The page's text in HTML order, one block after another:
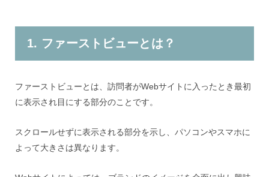
1. ファーストビューとは？
ファーストビューとは、訪問者がWebサイトに入ったとき最初
に表示され目にする部分のことです。
スクロールせずに表示される部分を示し、パソコンやスマホに
よって大きさは異なります。